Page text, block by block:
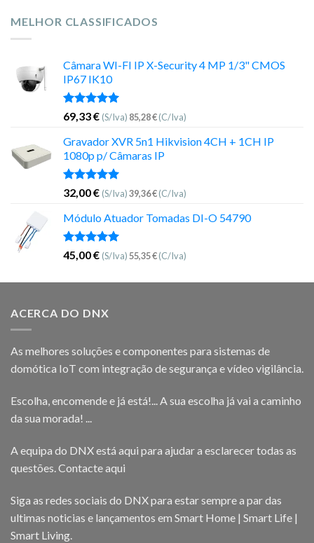
MELHOR CLASSIFICADOS
Câmara WI-FI IP X-Security 4 MP 1/3" CMOS
IP67 IK10
Avaliação
5.00
de 5
69,33€ (S/Iva) 85,28€(C/Iva)
Gravador XVR 5n1 Hikvision 4CH + 1CH IP
1080p p/ Câmaras IP
Avaliação
5.00
de 5
32,00€ (S/Iva)39,36€(C/Iva)
Módulo Atuador Tomadas DI-O 54790
Avaliação
5.00
de 5
45,00€ (S/Iva)55,35€(C/Iva)
ACERCA DO DNX
As melhores soluções e componentes para sistemas de
domótica IoT com integração de segurança e vídeo vigilância.
Escolha, encomende e já está!... A sua escolha já vai a caminho
da sua morada! ...
A equipa do DNX está aqui para ajudar a esclarecer todas as
questões.Contacte aqui
Siga as redes sociais do DNX para estar sempre a par das
ultimas noticias e lançamentos em Smart Home | Smart Life |
Smart Living.